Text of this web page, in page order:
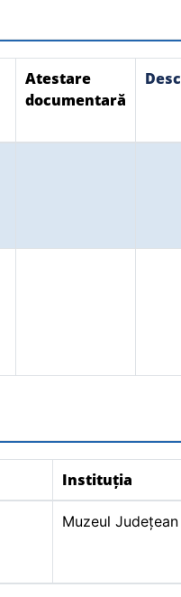
Atestare
documentară
Instituția
Muzeul